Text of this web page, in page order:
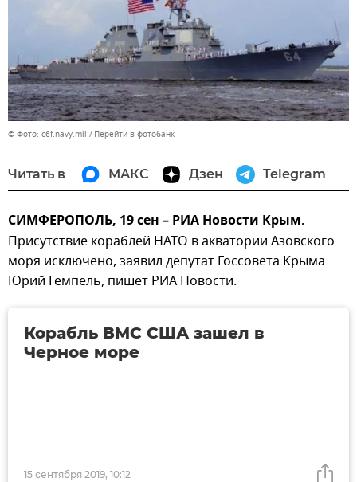
© Фото: c6f.navy.mil Перейти в фотобанк
Читать в МАКС Дзен Telegram
СИМФЕРОПОЛЬ, 19 сен – РИА Новости Крым.
Присутствие кораблей НАТО в акватории Азовского
моря исключено, заявил депутат Госсовета Крыма
Юрий Гемпель, пишет РИА Новости.
15 сентября 2019, 10:12
Корабль ВМС США зашел в
Черное море